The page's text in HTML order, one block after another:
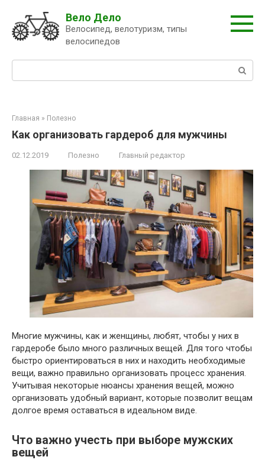
контенту
Вело Дело
Велосипед, велотуризм, типы
велосипедов
Главная » Полезно
Как организовать гардероб для мужчины
02.12.2019 Полезно Главный редактор
Многие мужчины, как и женщины, любят, чтобы у них в
гардеробе было много различных вещей. Для того чтобы
быстро ориентироваться в них и находить необходимые
вещи, важно правильно организовать процесс хранения.
Учитывая некоторые нюансы хранения вещей, можно
организовать удобный вариант, которые позволит вещам
долгое время оставаться в идеальном виде.
Что важно учесть при выборе мужских
вещей